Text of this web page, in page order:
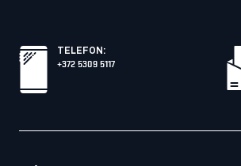
TELEFON :
+372 5309 5117